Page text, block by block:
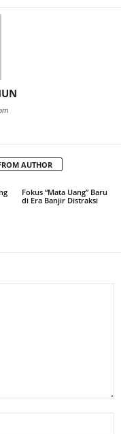
AUTHOR
Fokus “Mata Uang” Baru
di Era Banjir Distraksi